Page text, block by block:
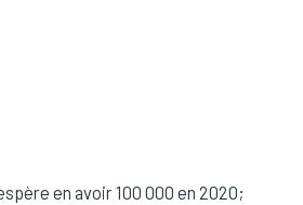
en avoir 100 000 en 2020;